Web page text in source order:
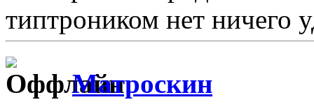
типтроником нет ничего
Матроскин